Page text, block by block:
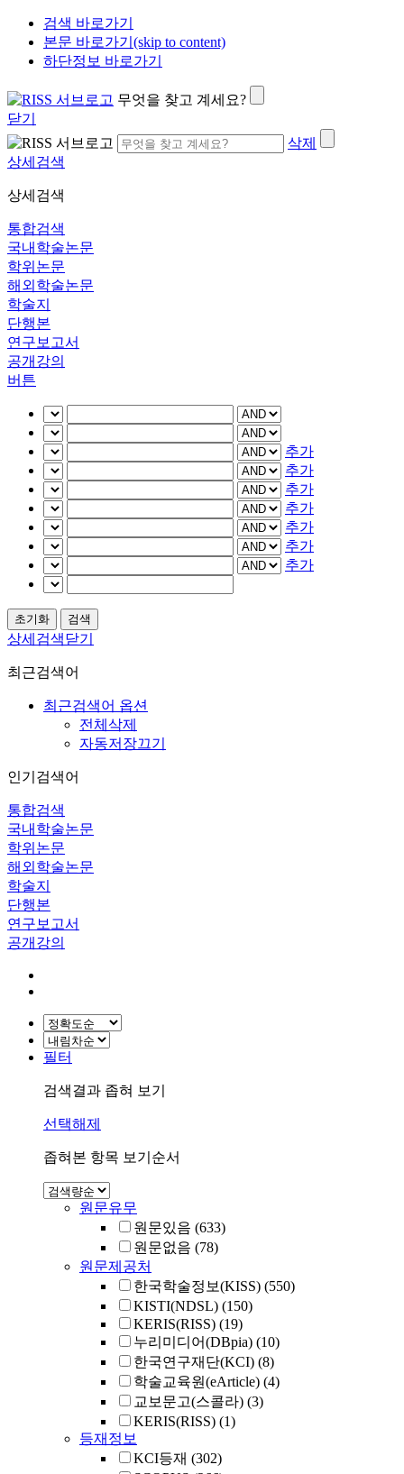
검색 바로가기
본문 바로가기(skip to content)
하단정보 바로가기
무엇을 찾고 계세요?
닫기
삭제
상세검색
상세검색
통합검색
국내학술논문
학위논문
해외학술논문
학술지
단행본
연구보고서
공개강의
버튼
추가
추가
추가
추가
추가
추가
추가
상세검색닫기
최근검색어
최근검색어 옵션
전체삭제
자동저장끄기
인기검색어
통합검색
국내학술논문
학위논문
해외학술논문
학술지
단행본
연구보고서
공개강의
필터
검색결과 좁혀 보기
선택해제
좁혀본 항목 보기순서
원문유무
원문있음 (633)
원문없음 (78)
원문제공처
한국학술정보(KISS) (550)
KISTI(NDSL) (150)
KERIS(RISS) (19)
누리미디어(DBpia) (10)
한국연구재단(KCI) (8)
학술교육원(eArticle) (4)
교보문고(스콜라) (3)
KERIS(RISS) (1)
등재정보
KCI등재 (302)